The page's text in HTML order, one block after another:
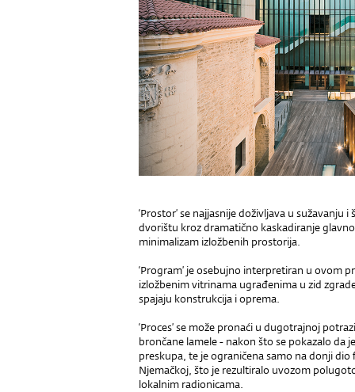
‘Prostor’ se najjasnije doživljava u sužavanju
dvorištu kroz dramatično kaskadiranje
minimalizam izložbenih prostorija.
‘Program’ je osebujno interpretiran u ovom
izložbenim vitrinama ugrađenima u zid
spajaju konstrukcija i oprema.
‘Proces’ se može pronaći u dugotrajnoj
brončane lamele - nakon što se pokazalo da
preskupa, te je ograničena samo na donji
Njemačkoj, što je rezultiralo uvozom
lokalnim radionicama.